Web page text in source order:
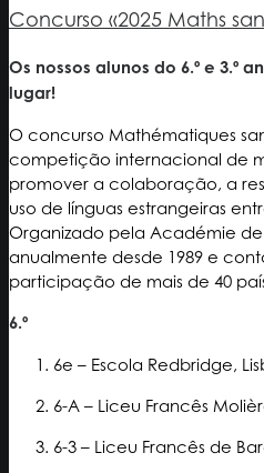
Concurso «2025 Maths
Os nossos alunos do 6.º e 3.º
lugar!
O concurso Mathématiques
competição internacional de
promover a colaboração, a
uso de línguas estrangeiras
Organizado pela Académie de
anualmente desde 1989 e
participação de mais de 40
6.º
6e – Escola Redbridge,
6-A – Liceu Francês
6-3 – Liceu Francês de